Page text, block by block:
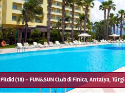
Pildid (18) – FUN&SUN Club di Finica, Antalya, Türgi